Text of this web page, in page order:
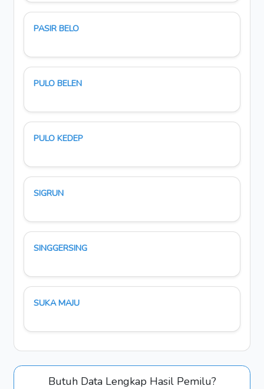
PASIR BELO
PULO BELEN
PULO KEDEP
SIGRUN
SINGGERSING
SUKA MAJU
Butuh Data Lengkap Hasil Pemilu?